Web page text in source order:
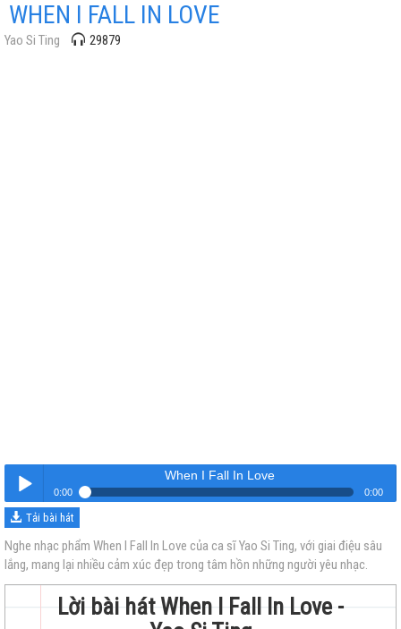
WHEN I FALL IN LOVE
Yao Si Ting 29879
Nghe
When I Fall In Love
0:00 0:00
When I Fall In Love
Tải bài hát
Nghe nhạc phẩm When I Fall In Love của ca sĩ Yao Si Ting, với giai điệu sâu
lắng, mang lại nhiều cảm xúc đẹp trong tâm hồn những người yêu nhạc.
Lời bài hát When I Fall In Love -